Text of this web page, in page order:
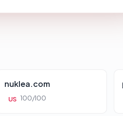
nuklea.com
US 100/100